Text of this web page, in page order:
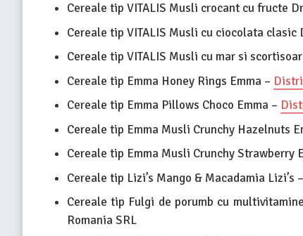
Cereale tip VITALIS Musli crocant cu fructe
Cereale tip VITALIS Musli cu ciocolata clasic
Cereale tip VITALIS Musli cu mar si
Cereale tip Emma Honey Rings Emma –
Cereale tip Emma Pillows Choco Emma –
Cereale tip Emma Musli Crunchy Hazelnuts
Cereale tip Emma Musli Crunchy Strawberry
Cereale tip Lizi’s Mango & Macadamia Lizi’s –
Cereale tip Fulgi de porumb cu
Romania SRL